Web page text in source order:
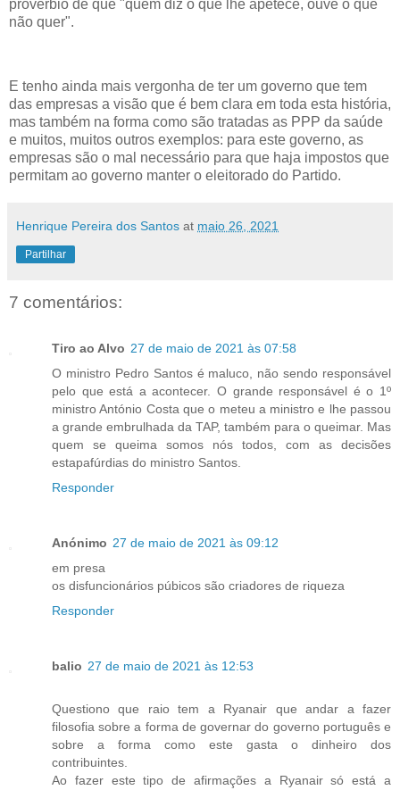
provérbio de que "quem diz o que lhe apetece, ouve o que
não quer".
E tenho ainda mais vergonha de ter um governo que tem
das empresas a visão que é bem clara em toda esta história,
mas também na forma como são tratadas as PPP da saúde
e muitos, muitos outros exemplos: para este governo, as
empresas são o mal necessário para que haja impostos que
permitam ao governo manter o eleitorado do Partido.
Henrique Pereira dos Santos at maio 26, 2021
Partilhar
7 comentários:
Tiro ao Alvo 27 de maio de 2021 às 07:58
O ministro Pedro Santos é maluco, não sendo responsável
pelo que está a acontecer. O grande responsável é o 1º
ministro António Costa que o meteu a ministro e lhe passou
a grande embrulhada da TAP, também para o queimar. Mas
quem se queima somos nós todos, com as decisões
estapafúrdias do ministro Santos.
Responder
Anónimo 27 de maio de 2021 às 09:12
em presa
os disfuncionários púbicos são criadores de riqueza
Responder
balio 27 de maio de 2021 às 12:53
Questiono que raio tem a Ryanair que andar a fazer
filosofia sobre a forma de governar do governo português e
sobre a forma como este gasta o dinheiro dos
contribuintes.
Ao fazer este tipo de afirmações a Ryanair só está a